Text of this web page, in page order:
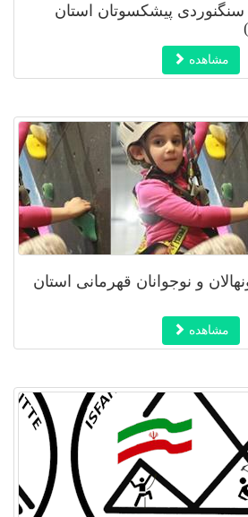
سنگنوردی پیشکسوتان استان
مشاهده
و نوجوانان قهرمانی استان
مشاهده